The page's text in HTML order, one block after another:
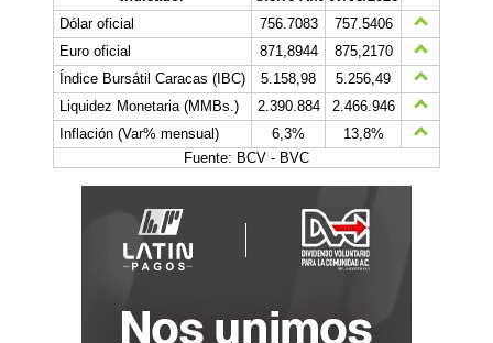
Dólar oficial
756.7083
757.5406
Euro oficial
871,8944
875,2170
Índice Bursátil Caracas (IBC)
5.158,98
5.256,49
Liquidez Monetaria (MMBs.)
2.390.884
2.466.946
Inflación (Var% mensual)
6,3%
13,8%
Fuente: BCV - BVC